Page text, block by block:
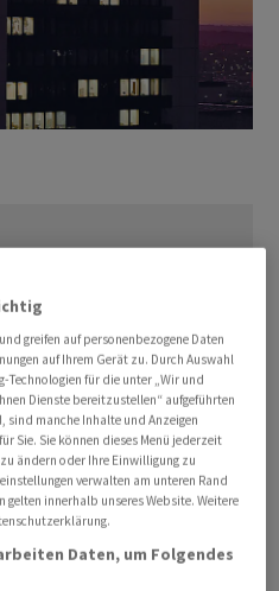
greifen auf personenbezogene Daten
auf Ihrem Gerät zu. Durch Auswahl
Technologien für die unter „Wir und
Dienste bereitzustellen“ aufgeführten
sind manche Inhalte und Anzeigen
Sie. Sie können dieses Menü jederzeit
ändern oder Ihre Einwilligung zu
verwalten am unteren Rand
gelten innerhalb unseres Website. Weitere
Daten, um Folgendes